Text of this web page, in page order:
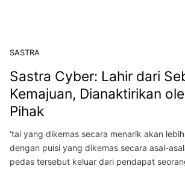
SASTRA
Sastra Cyber: Lahir dari
Kemajuan, Dianaktirikan
Pihak
‘tai yang dikemas secara menarik akan
dengan puisi yang dikemas secara asal-
pedas tersebut keluar dari pendapat